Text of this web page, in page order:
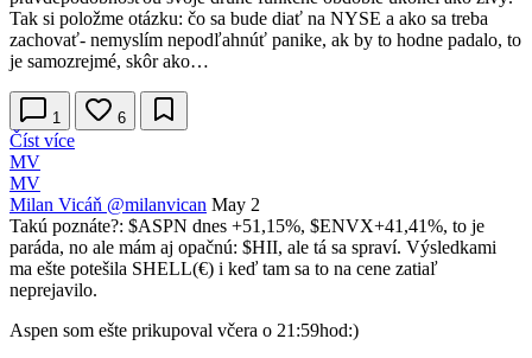
Tak si položme otázku: čo sa bude diať na NYSE a ako sa treba
zachovať- nemyslím nepodľahnúť panike, ak by to hodne padalo, to
je samozrejmé, skôr ako…
1 6
Číst více
MV
MV
Milan Vicáň @milanvican May 2
Takú poznáte?: $ASPN dnes +51,15%, $ENVX+41,41%, to je
paráda, no ale mám aj opačnú: $HII, ale tá sa spraví. Výsledkami
ma ešte potešila SHELL(€) i keď tam sa to na cene zatiaľ
neprejavilo.
Aspen som ešte prikupoval včera o 21:59hod:)